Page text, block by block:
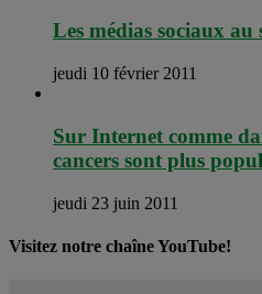
Les médias sociaux au
jeudi 10 février 2011
Sur Internet comme
cancers sont plus
jeudi 23 juin 2011
Visitez notre chaîne YouTube!